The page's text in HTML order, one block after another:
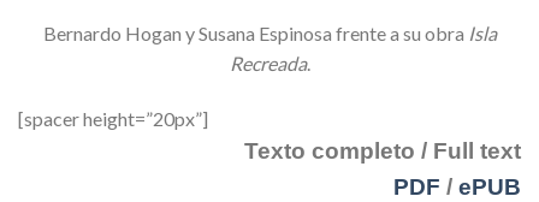
Bernardo Hogan y Susana Espinosa frente a su obra Isla
Recreada.
[spacer height=”20px”]
Texto completo / Full text
PDF / ePUB